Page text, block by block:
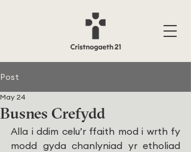
Post
Busnes Crefydd
May 24
Alla i ddim celu’r ffaith mod i wrth fy
modd gyda chanlyniad yr etholiad